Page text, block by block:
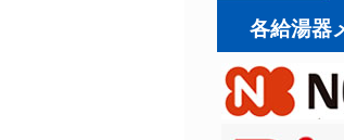
各給湯器